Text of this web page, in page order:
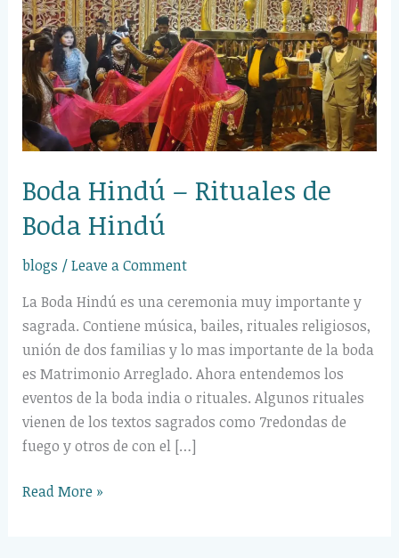
Boda Hindú – Rituales de
Boda Hindú
blogs /Leave a Comment
La Boda Hindú es una ceremonia muy importante y
sagrada. Contiene música, bailes, rituales religiosos,
unión de dos familias y lo mas importante de la boda
es Matrimonio Arreglado. Ahora entendemos los
eventos de la boda india o rituales. Algunos rituales
vienen de los textos sagrados como 7redondas de
fuego y otros de con el […]
–
Rituales
de
Boda
Hindú
Read More »